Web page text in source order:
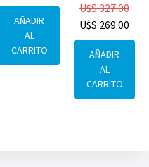
AÑADIR
AL
CARRITO
U$S327.00
U$S 269.00
AÑADIR
AL
CARRITO